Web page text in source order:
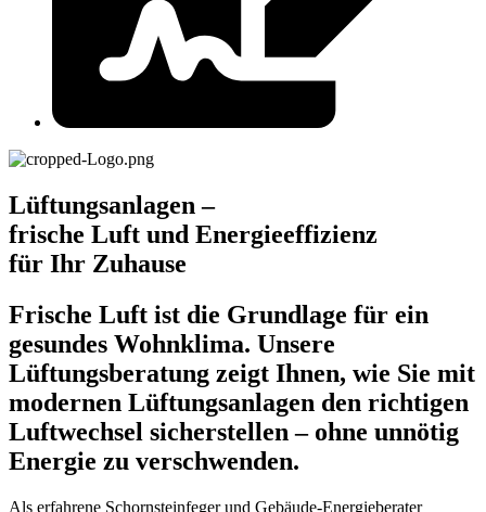
Lüftungsanlagen –
frische Luft und Energieeffizienz
für Ihr Zuhause
Frische Luft ist die Grundlage für ein
gesundes Wohnklima. Unsere
Lüftungsberatung zeigt Ihnen, wie Sie mit
modernen Lüftungsanlagen den richtigen
Luftwechsel sicherstellen – ohne unnötig
Energie zu verschwenden.
Als erfahrene Schornsteinfeger und Gebäude-Energieberater